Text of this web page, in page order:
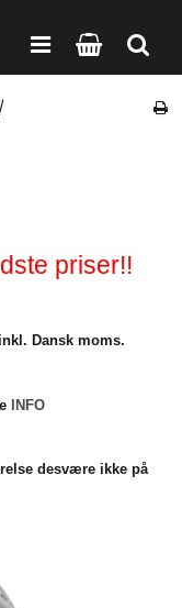
priser!!
Dansk moms.
INFO
desvære ikke på